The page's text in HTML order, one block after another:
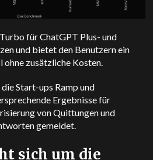
für ChatGPT Plus- und
und bietet den Benutzern ein
zusätzliche Kosten.
Start-ups Ramp und
Ergebnisse für
von Quittungen und
gemeldet.
sich um die